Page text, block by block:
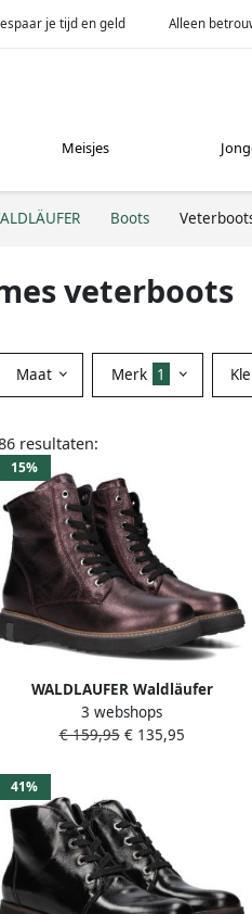
je tijd en geld Alleen
Meisjes
Boots
veterboots
Maat Merk 1
resultaten:
15%
WALDLAUFER Waldläufer
Veterboots Dames Met H
Veterbooty Maat: 38 Materiaal:
3 webshops
€ 159,95€ 135,95
41%